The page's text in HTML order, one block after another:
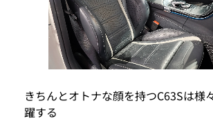
きちんとオトナな顔を持つC63Sは様
躍する